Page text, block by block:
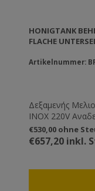
HONIGTANK
FLACHE
Artikelnummer:
Δεξαμενής
ΙΝΟΧ 220V
€530,00 ohne
€657,20 inkl.